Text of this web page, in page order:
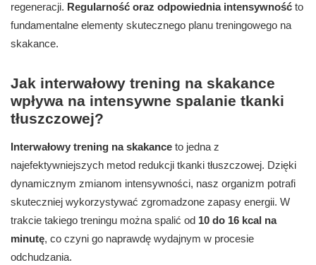
regeneracji. Regularność oraz odpowiednia intensywność to
fundamentalne elementy skutecznego planu treningowego na
skakance.
Jak interwałowy trening na skakance
wpływa na intensywne spalanie tkanki
tłuszczowej?
Interwałowy trening na skakance to jedna z
najefektywniejszych metod redukcji tkanki tłuszczowej. Dzięki
dynamicznym zmianom intensywności, nasz organizm potrafi
skuteczniej wykorzystywać zgromadzone zapasy energii. W
trakcie takiego treningu można spalić od 10 do 16 kcal na
minutę, co czyni go naprawdę wydajnym w procesie
odchudzania.